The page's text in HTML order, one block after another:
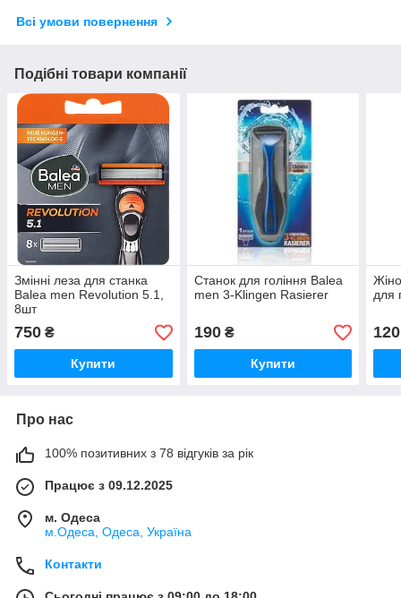
Всі умови повернення
Подібні товари компанії
Змінні леза для станка
Balea men Revolution 5.1,
8шт
750 ₴
Купити
Станок для гоління Balea
men 3-Klingen Rasierer
190₴
Купити
для
120
Про нас
100% позитивних з 78 відгуків за рік
Працює з 09.12.2025
м. Одеса
м.Одеса, Одеса, Україна
Контакти